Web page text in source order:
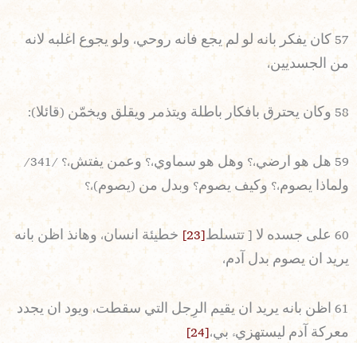
57 كان يفكر بانه لو لم يجع فانه روحي، ولو يجوع اغلبه لانه
من الجسديين،
58 وكان يحترق بافكار باطلة ويتذمر ويقلق ويخمّن (قائلا):
59 هل هو ارضي،؟ وهل هو سماوي،؟ وعمن يفتش،؟ /341/
ولماذا يصوم،؟ وكيف يصوم؟ وبدل من (يصوم)،؟
60 على جسده لا [ تتسلط [23]
خطيئة انسان، وهانذ اظن بانه
يريد ان يصوم بدل آدم،
61 اظن بانه يريد ان يقيم الرِجل التي سقطت، ويود ان يجدد
معركة آدم ليستهزيء بي، [24]